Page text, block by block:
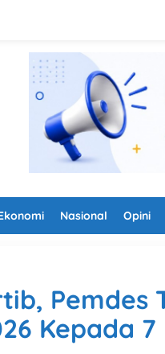
Nasional Opini
Pemdes
Kepada 7